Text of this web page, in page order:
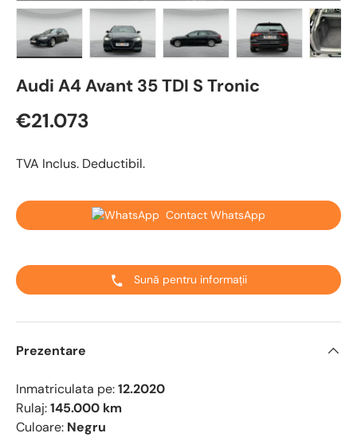
Încărcați imaginea 1 în vizualizarea galeriei
Încărcați imaginea 2 în vizualizarea galeriei
Încărcați imaginea 3 în
Încărcați imaginea
Audi A4 Avant 35 TDI S Tronic
€21.073
TVA Inclus. Deductibil.
Contact WhatsApp
Sună pentru informații
Prezentare
Inmatriculata pe:12.2020
Rulaj:145.000 km
Culoare: Negru